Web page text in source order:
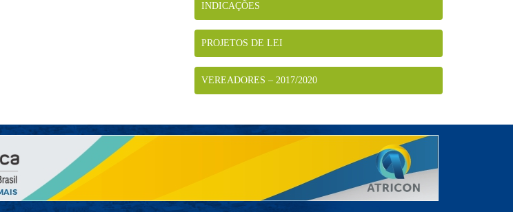
INDICAÇÕES
PROJETOS DE LEI
VEREADORES – 2017/2020